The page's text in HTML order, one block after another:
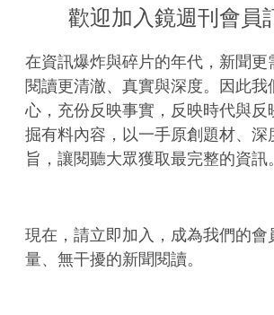
歡迎加入鏡週刊會員
在資訊爆炸與碎片的年代，新聞更
閱讀更清澈、真實與深度。因此我
心，充份反映事實，反映時代與反
掘有料內容，以一手原創題材、深
旨，讓閱聽大眾獲取最完整的資訊。
現在，請立即加入，成為我們的會
量、無干擾的新聞閱讀。